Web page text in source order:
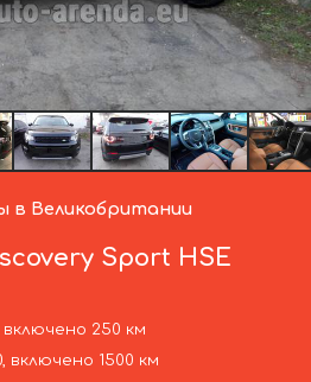
Великобритании
Sport HSE
включено 250 км
включено 1500 км